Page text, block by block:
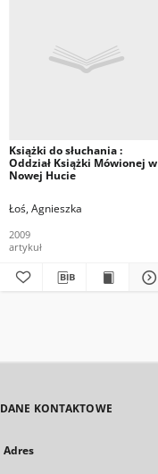
Książki do słuchania :
Oddział Książki Mówionej w
Nowej Hucie
Łoś, Agnieszka
2009
artykuł
DANE KONTAKTOWE
Adres